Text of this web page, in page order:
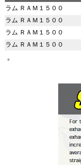
ラム ＲＡＭ１５００
ラム ＲＡＭ１５００
ラム ＲＡＭ１５００
ラム ＲＡＭ１５００
＊